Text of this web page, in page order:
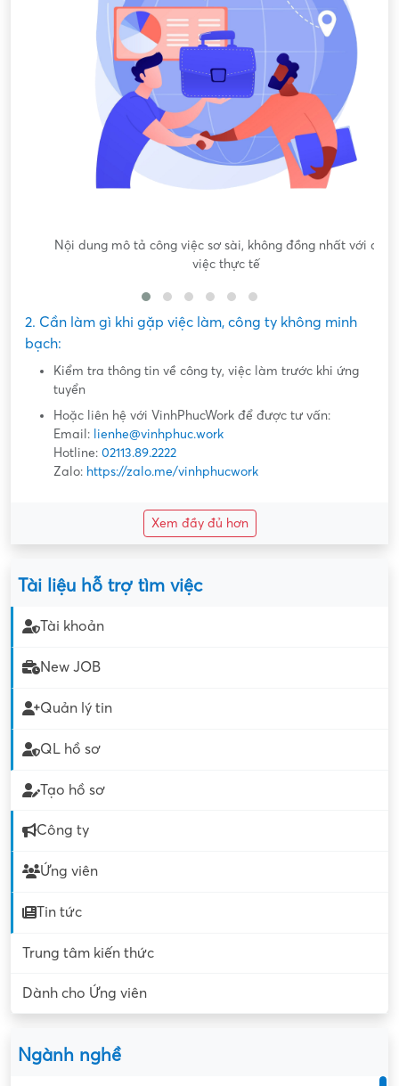
Nội dung mô tả công việc sơ sài, không đồng nhất với công
việc thực tế
2. Cần làm gì khi gặp việc làm, công ty không minh
bạch:
Kiểm tra thông tin về công ty, việc làm trước khi ứng
tuyển
Hoặc liên hệ với VinhPhucWork để được tư vấn:
Email: lienhe@vinhphuc.work
Hotline: 02113.89.2222
Zalo: https://zalo.me/vinhphucwork
Xem đầy đủ hơn
Tài liệu hỗ trợ tìm việc
Tài khoản
New JOB
Quản lý tin
QL hồ sơ
Tạo hồ sơ
Công ty
Ứng viên
Tin tức
Trung tâm kiến thức
Dành cho Ứng viên
Ngành nghề